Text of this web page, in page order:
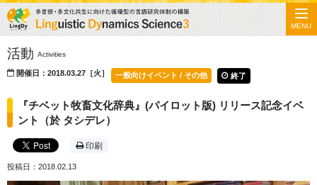
活動 Activities
開催日：2018.03.27［火］ 一般向けイベント / その他 終了
『チベット牧畜文化辞典』(パイロット版) リリース記念イベ
ント（於 タシデレ）
印刷
投稿日：2018.02.13
MENU